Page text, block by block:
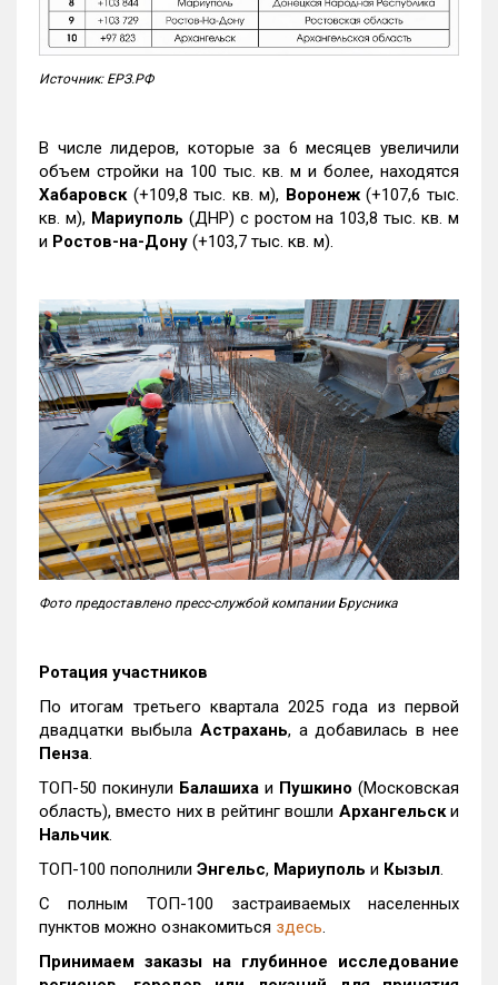
Источник: ЕРЗ.РФ
В числе лидеров, которые за 6 месяцев увеличили
объем стройки на 100 тыс. кв. м и более, находятся
Хабаровск (+109,8 тыс. кв. м), Воронеж(+107,6 тыс.
кв. м), Мариуполь (ДНР) с ростом на 103,8 тыс. кв. м
и Ростов-на-Дону (+103,7 тыс. кв. м).
Фото предоставлено пресс-службой компании Брусника
Ротация участников
По итогам третьего квартала 2025 года из первой
двадцатки выбыла Астрахань, а добавилась в нее
Пенза.
ТОП-50 покинули Балашиха и Пушкино (Московская
область), вместо них в рейтинг вошли Архангельски
Нальчик.
ТОП-100 пополнили Энгельс, Мариуполь и Кызыл.
С полным ТОП-100 застраиваемых населенных
пунктов можно ознакомиться здесь.
Принимаем заказы на глубинное исследование